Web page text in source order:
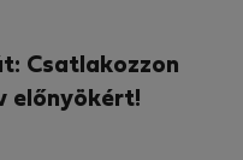
Csatlakozzon
előnyökért!